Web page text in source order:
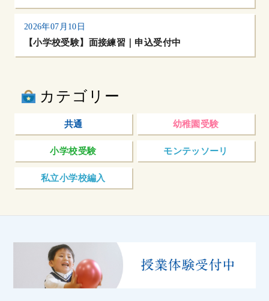
2026年07月10日
【小学校受験】面接練習｜申込受付中
カテゴリー
共通 幼稚園受験
小学校受験 モンテッソーリ
私立小学校編入